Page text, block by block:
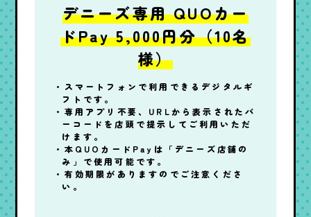
デニーズ専用 QUOカー
ドPay 5,000円分（10名
様）
スマートフォンで利用できるデジタルギ
フトです。
専用アプリ不要、URLから表示されたバ
ーコードを店頭で提示してご利用いただ
けます。
本QUOカードPayは「デニーズ店舗の
み」で使用可能です。
有効期限がありますのでご注意くださ
い。